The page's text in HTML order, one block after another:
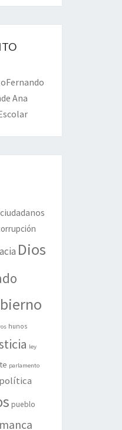
Fernando
Ana
ciudadanos
Dios
hunos
ley
parlamento
política
pueblo